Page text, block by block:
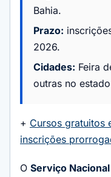
Bahia.
Prazo:
2026.
Cidades: Feira
outras no
+ Cursos gratuitos
inscrições
O Serviço